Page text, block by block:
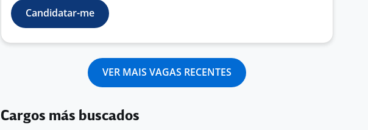
Candidatar-me
VER MAIS VAGAS RECENTES
Cargos más buscados